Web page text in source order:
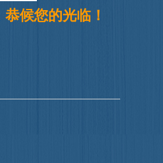
候您的光临！